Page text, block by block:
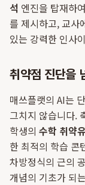
석 엔진을 탑재하
를 제시하고, 교사
있는 강력한 인사
취약점 진단을
매쓰플랫의 AI는
그치지 않습니다.
학생의 수학 취약
한 최적의 학습 콘
차방정식의 근의
개념의 기초가 되